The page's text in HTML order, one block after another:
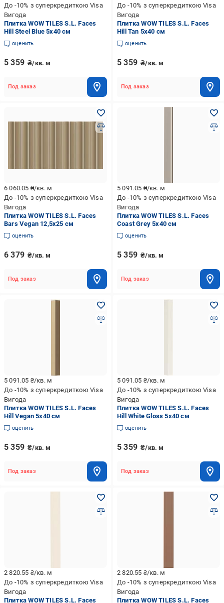
До -10% з суперкредиткою Visa
Вигода
Плитка WOW TILES S.L. Faces
Hill Steel Blue 5x40 см
оценить
5 359 ₴/кв. м
Под заказ
До -10% з суперкредиткою Visa
Вигода
Плитка WOW TILES S.L. Faces
Hill Tan 5x40 см
оценить
5 359 ₴/кв. м
Под заказ
6 060.05 ₴/кв. м
До -10% з суперкредиткою Visa
Вигода
Плитка WOW TILES S.L. Faces
Bars Vegan 12,5x25 см
оценить
6 379 ₴/кв. м
Под заказ
5 091.05 ₴/кв. м
До -10% з суперкредиткою Visa
Вигода
Плитка WOW TILES S.L. Faces
Coast Grey 5x40 см
оценить
5 359 ₴/кв. м
Под заказ
5 091.05 ₴/кв. м
До -10% з суперкредиткою Visa
Вигода
Плитка WOW TILES S.L. Faces
Hill Vegan 5x40 см
оценить
5 359 ₴/кв. м
Под заказ
5 091.05 ₴/кв. м
До -10% з суперкредиткою Visa
Вигода
Плитка WOW TILES S.L. Faces
Hill White Gloss 5x40 см
оценить
5 359 ₴/кв. м
Под заказ
2 820.55 ₴/кв. м
До -10% з суперкредиткою Visa
Вигода
Плитка WOW TILES S.L. Faces
2 820.55 ₴/кв. м
До -10% з суперкредиткою Visa
Вигода
Плитка WOW TILES S.L. Faces